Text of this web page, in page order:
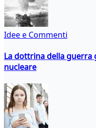
Idee e Commenti
La dottrina della guerra
nucleare